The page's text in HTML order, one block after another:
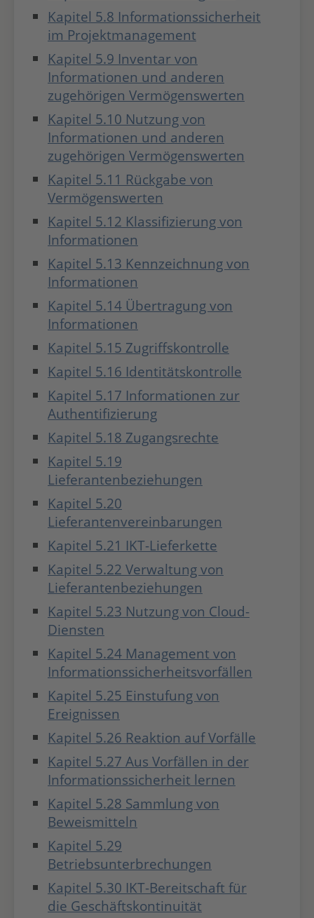
Kapitel 5.8 Informationssicherheit
im Projektmanagement
Kapitel 5.9 Inventar von
Informationen und anderen
zugehörigen Vermögenswerten
Kapitel 5.10 Nutzung von
Informationen und anderen
zugehörigen Vermögenswerten
Kapitel 5.11 Rückgabe von
Vermögenswerten
Kapitel 5.12 Klassifizierung von
Informationen
Kapitel 5.13 Kennzeichnung von
Informationen
Kapitel 5.14 Übertragung von
Informationen
Kapitel 5.15 Zugriffskontrolle
Kapitel 5.16 Identitätskontrolle
Kapitel 5.17 Informationen zur
Authentifizierung
Kapitel 5.18 Zugangsrechte
Kapitel 5.19
Lieferantenbeziehungen
Kapitel 5.20
Lieferantenvereinbarungen
Kapitel 5.21 IKT-Lieferkette
Kapitel 5.22 Verwaltung von
Lieferantenbeziehungen
Kapitel 5.23 Nutzung von Cloud-
Diensten
Kapitel 5.24 Management von
Informationssicherheitsvorfällen
Kapitel 5.25 Einstufung von
Ereignissen
Kapitel 5.26 Reaktion auf Vorfälle
Kapitel 5.27 Aus Vorfällen in der
Informationssicherheit lernen
Kapitel 5.28 Sammlung von
Beweismitteln
Kapitel 5.29
Betriebsunterbrechungen
Kapitel 5.30 IKT-Bereitschaft für
die Geschäftskontinuität